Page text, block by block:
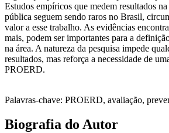
Estudos empíricos que medem resultados na
pública seguem sendo raros no Brasil,
valor a esse trabalho. As evidências
mais, podem ser importantes para a
na área. A natureza da pesquisa impede
resultados, mas reforça a necessidade de
PROERD.
Palavras-chave: PROERD, avaliação,
Biografia do Autor